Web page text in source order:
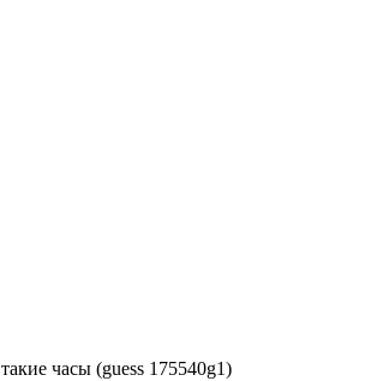
такие часы (guess 175540g1)